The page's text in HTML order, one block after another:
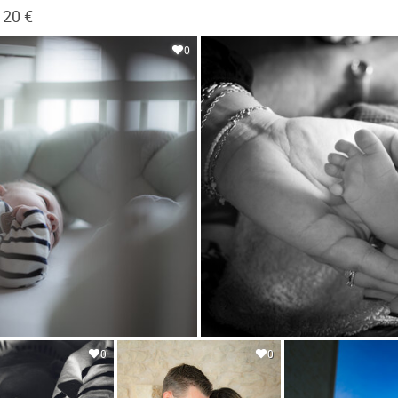
€
0
0 0